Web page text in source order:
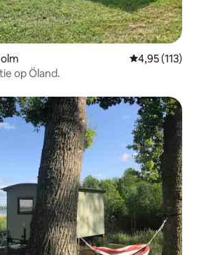
Gemiddelde
4,95 (113)
op Öland.